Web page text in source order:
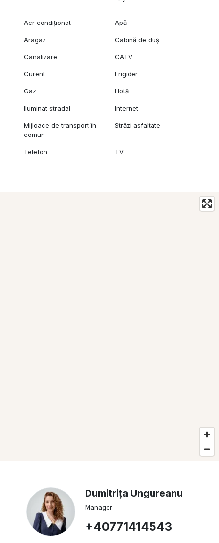
Aer condiționat Apă
Aragaz Cabină de duș
Canalizare CATV
Curent Frigider
Gaz Hotă
Iluminat stradal Internet
Mijloace de transport în
comun
Străzi asfaltate
Telefon TV
Dumitrița Ungureanu
Manager
+40771414543